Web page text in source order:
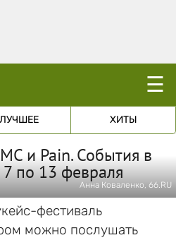
☰
ЛУЧШЕЕ ХИТЫ
и Pain. События в
7 по 13 февраля
Анна Коваленко, 66.RU
фестиваль
можно послушать